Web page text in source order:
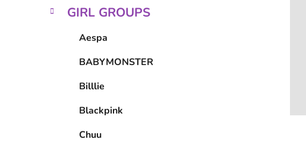
ý
ó
GIRL GROUPS
Aespa
BABYMONSTER
Billlie
Blackpink
Chuu